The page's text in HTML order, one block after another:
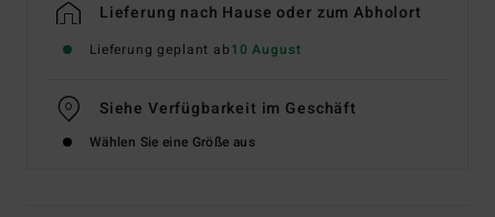
Lieferung nach Hause oder zum Abholort
Lieferung geplant ab10 August
Siehe Verfügbarkeit im Geschäft
Wählen Sie eine Größe aus